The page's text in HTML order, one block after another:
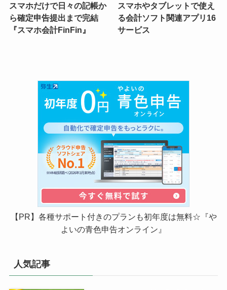
スマホだけで日々の記帳か
ら確定申告提出まで完結
『スマホ会計FinFin』
スマホやタブレットで使え
る会計ソフト関連アプリ16
サービス
【PR】各種サポート付きのプランも初年度は無料☆『や
よいの青色申告オンライン』
人気記事